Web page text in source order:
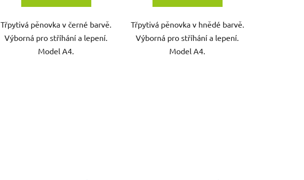
Třpytivá pěnovka v černé barvě.
Výborná pro stříhání a lepení.
Model A4.
Třpytivá pěnovka v hnědé barvě.
Výborná pro stříhání a lepení.
Model A4.